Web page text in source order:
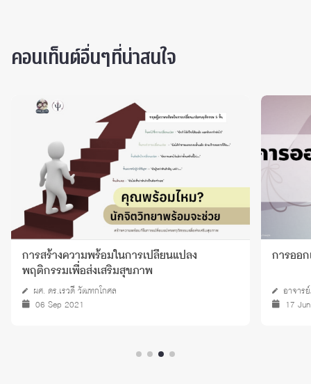
คอนเท็นต์อื่นๆที่น่าสนใจ
การสร้างความพร้อมในการเปลี่ยนแปลง
พฤติกรรมเพื่อส่งเสริมสุขภาพ
ผศ. ดร.เรวดี วัฒฑกโกศล
06 Sep 2021
การออ
อาจาร
17